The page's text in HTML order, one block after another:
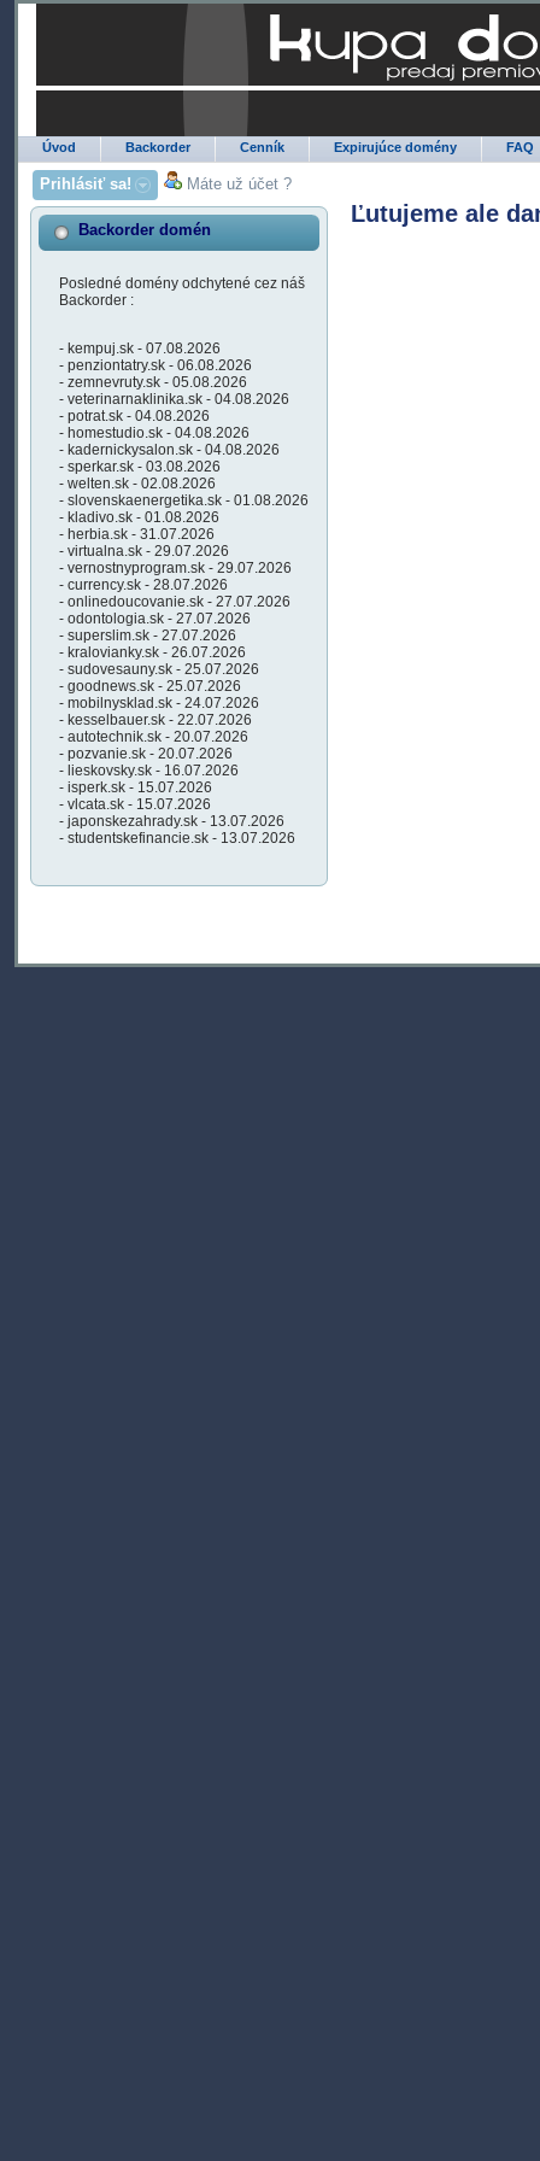
Úvod Backorder Cenník Expirujúce domény FAQ
Prihlásiť sa! Máte už účet ?
Backorder domén
Posledné domény odchytené cez náš
Backorder :
- kempuj.sk - 07.08.2026
- penziontatry.sk - 06.08.2026
- zemnevruty.sk - 05.08.2026
- veterinarnaklinika.sk - 04.08.2026
- potrat.sk - 04.08.2026
- homestudio.sk - 04.08.2026
- kadernickysalon.sk - 04.08.2026
- sperkar.sk - 03.08.2026
- welten.sk - 02.08.2026
- slovenskaenergetika.sk - 01.08.2026
- kladivo.sk - 01.08.2026
- herbia.sk - 31.07.2026
- virtualna.sk - 29.07.2026
- vernostnyprogram.sk - 29.07.2026
- currency.sk - 28.07.2026
- onlinedoucovanie.sk - 27.07.2026
- odontologia.sk - 27.07.2026
- superslim.sk - 27.07.2026
- kralovianky.sk - 26.07.2026
- sudovesauny.sk - 25.07.2026
- goodnews.sk - 25.07.2026
- mobilnysklad.sk - 24.07.2026
- kesselbauer.sk - 22.07.2026
- autotechnik.sk - 20.07.2026
- pozvanie.sk - 20.07.2026
- lieskovsky.sk - 16.07.2026
- isperk.sk - 15.07.2026
- vlcata.sk - 15.07.2026
- japonskezahrady.sk - 13.07.2026
- studentskefinancie.sk - 13.07.2026
Ľutujeme ale